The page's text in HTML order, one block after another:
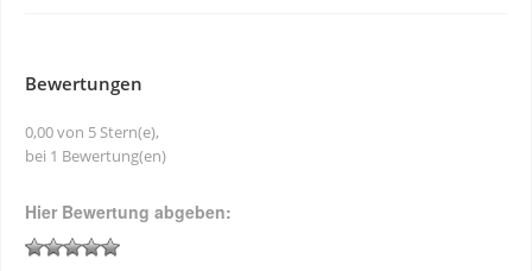
Bewertungen
0,00 von 5 Stern(e),
bei 1 Bewertung(en)
Hier Bewertung abgeben: